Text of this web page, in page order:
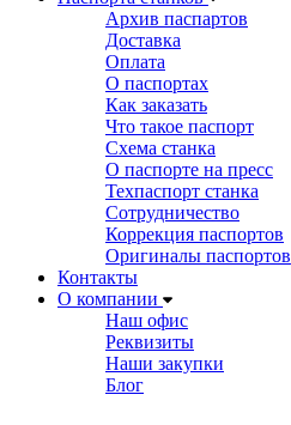
Архив паспартов
Доставка
Оплата
О паспортах
Как заказать
Что такое паспорт
Схема станка
О паспорте на пресс
Техпаспорт станка
Сотрудничество
Коррекция паспортов
Оригиналы паспортов
Контакты
О компании
Наш офис
Реквизиты
Наши закупки
Блог